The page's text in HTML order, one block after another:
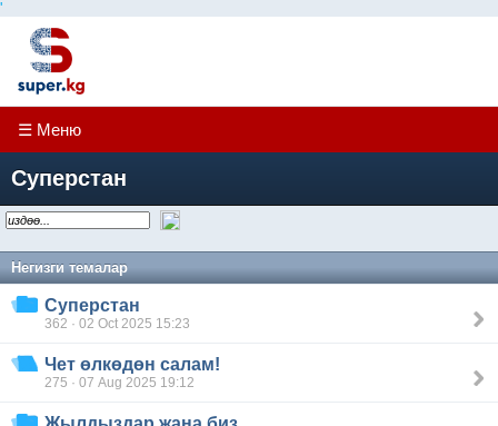
'
☰ Меню
Суперстан
Негизги темалар
Суперстан
362 · 02 Oct 2025 15:23
Чет өлкөдөн салам!
275 · 07 Aug 2025 19:12